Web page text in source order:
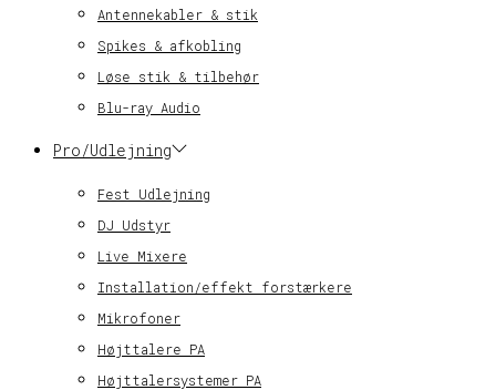
Antennekabler & stik
Spikes & afkobling
Løse stik & tilbehør
Blu-ray Audio
Pro/Udlejning
Fest Udlejning
DJ Udstyr
Live Mixere
Installation/effekt forstærkere
Mikrofoner
Højttalere PA
Højttalersystemer PA